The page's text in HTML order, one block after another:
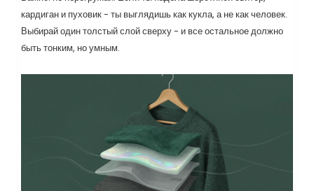
кардиган и пуховик - ты выглядишь как кукла, а не как человек.
Выбирай один толстый слой сверху - и все остальное должно
быть тонким, но умным.